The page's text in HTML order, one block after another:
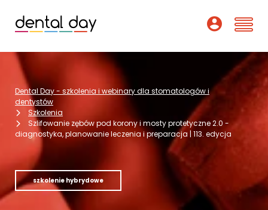
Szkolenia
Webinary
Wykładowcy
Dofinansowania
Dental Day - szkolenia i webinary dla stomatologów i
dentystów
Szkolenia
Szlifowanie zębów pod korony i mosty protetyczne 2.0 -
diagnostyka, planowanie leczenia i preparacja | 113. edycja
szkolenie hybrydowe